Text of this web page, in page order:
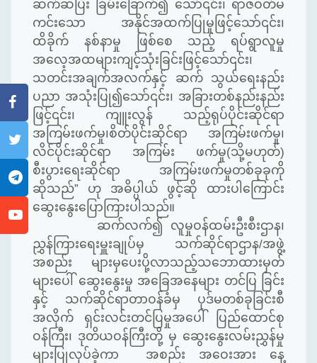
ဆက်ဆံပြီး ခြိမ်းခြောက်၍ သော်၎င်း၊ ရာဇဝတ်မ
ကင်းသော အနိုင်အထက်ပြုမှုဖြင့်သော်၎င်း၊
ထိခိုက် နစ်နာမှု ဖြစ်စေ သည့် ရပ်ရွာလူမှု
အလေ့အထများကျင့်သုံးခြင်းဖြင့်သော်၎င်း၊
သတင်းအချက်အလက်နှင့် ဆက် သွယ်ရေးနည်း
ပညာ အသုံးပြု၍သော်၎င်း၊ အခြားတစ်နည်းနည်း
ဖြင့်၎င်း၊ ကျူးလွန် သည့်ရုပ်ပိုင်းဆိုင်ရာ
အကြမ်းဖက်မှု၊စိတ်ပိုင်းဆိုင်ရာ အကြမ်းဖက်မှု၊
လိင်ပိုင်းဆိုင်ရာ အကြမ်း ဖက်မှု(သို့မဟုတ်)
စီးပွားရေးဆိုင်ရာ အကြမ်းဖက်မှုတစ်ခုခုကို
ဆိုသည်” ဟု အဓိပ္ပါယ် ဖွင့်ဆို ထားပါကြောင်း
ဆွေးနွေးပြောကြားပါသည်။
ဆက်လက်၍ လူမှုဝန်ထမ်းဦးစီးဌာန၊
ညွှန်ကြားရေးမှူးချုပ်မှ သက်ဆိုင်ရာဌာန/အဖွဲ့
အစည်း များမှပေးပို့လာသည့်သဘောထားမှတ်
များပေါ် ဆွေးနွေးမှု အခြေအနေများ တင်ပြ ခြင်း
နှင့် သက်ဆိုင်ရာတာဝန်ခံမှ ပုဒ်မတစ်ခုခြင်းစီ
အလိုက် ရှင်းလင်းတင်ပြမှုအပေါ် ပြည်ထောင်စု
ဝန်ကြီး၊ ဒုတိယဝန်ကြီးတို့ မှ ဆွေးနွေးလမ်းညွှန်မှု
များပြုလုပ်ခဲ့ကာ အစည်း အဝေးအား နေ့